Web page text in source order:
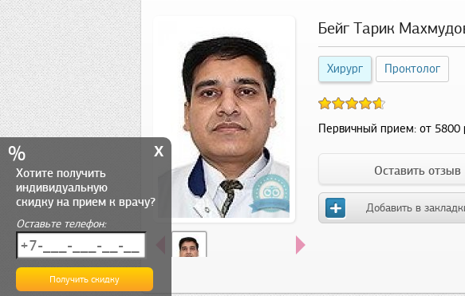
Бейг Тарик
Хирург Проктолог
Первичный прием: от 5800
Оставить отзыв
Добавить в
% x
Хотите получить
индивидуальную
скидку на прием к врачу?
Оставьте телефон: